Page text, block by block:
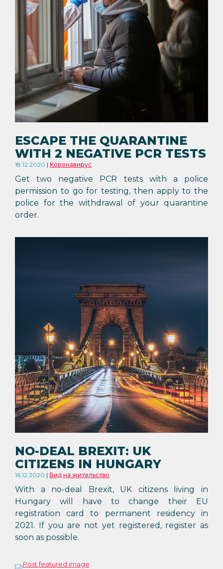
ESCAPE THE QUARANTINE
WITH 2 NEGATIVE PCR TESTS
18.12.2020 Kоронавирус
Get two negative PCR tests with a police
permission to go for testing, then apply to the
police for the withdrawal of your quarantine
order.
NO-DEAL BREXIT: UK
CITIZENS IN HUNGARY
16.12.2020 Вид на жительство
With a no-deal Brexit, UK citizens living in
Hungary will have to change their EU
registration card to permanent residency in
2021. If you are not yet registered, register as
soon as possible.